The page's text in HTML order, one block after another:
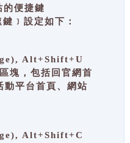
便捷鍵
﹞設定如下：
Alt+Shift+U
塊，包括回官網首
動平台首頁、網站
Alt+Shift+C